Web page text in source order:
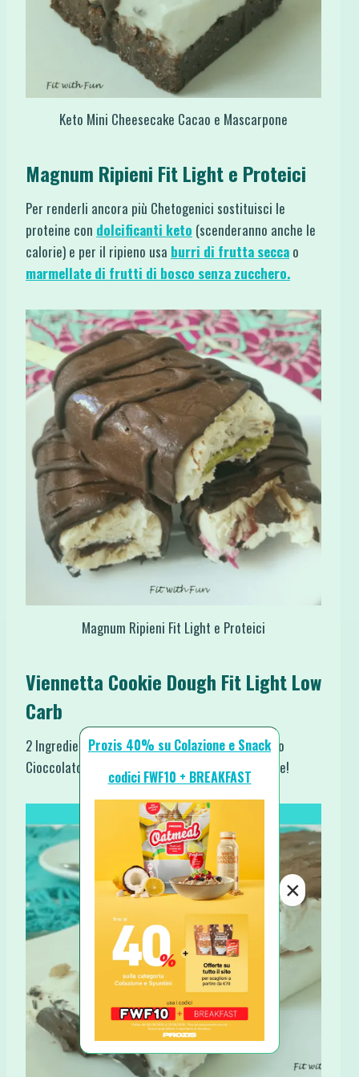
Keto Mini Cheesecake Cacao e Mascarpone
Magnum Ripieni Fit Light e Proteici
Per renderli ancora più Chetogenici sostituisci le
proteine con dolcificanti keto (scenderanno anche le
calorie) e per il ripieno usa burri di frutta secca o
marmellate di frutti di bosco senza zucchero.
Magnum Ripieni Fit Light e Proteici
Viennetta Cookie Dough Fit Light Low
Carb
2 Ingredienti per la base, 2 per il cuore, più tanto
Cioccolato per sole 120 Calorie di Freddo Piacere!
Prozis 40% su Colazione e Snack
codici FWF10 + BREAKFAST
×